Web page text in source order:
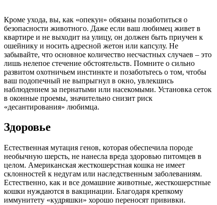
Кроме ухода, вы, как «опекун» обязаны позаботиться о
безопасности животного. Даже если ваш любимец живет в
квартире и не выходит на улицу, он должен быть приучен к
ошейнику и носить адресной жетон или капсулу. Не
забывайте, что основное количество несчастных случаев – это
лишь нелепое стечение обстоятельств. Помните о сильно
развитом охотничьем инстинкте и позаботьтесь о том, чтобы
ваш подопечный не выпрыгнул в окно, увлекшись
наблюдением за пернатыми или насекомыми. Установка сеток
в оконные проемы, значительно снизит риск
«десантирования» любимца.
Здоровье
Естественная мутация генов, которая обеспечила породе
необычную шерсть, не нанесла вреда здоровью питомцев в
целом. Американская жесткошерстная кошка не имеет
склонностей к недугам или наследственным заболеваниям.
Естественно, как и все домашние животные, жесткошерстные
кошки нуждаются в вакцинации. Благодаря крепкому
иммунитету «кудряшки» хорошо переносят прививки.